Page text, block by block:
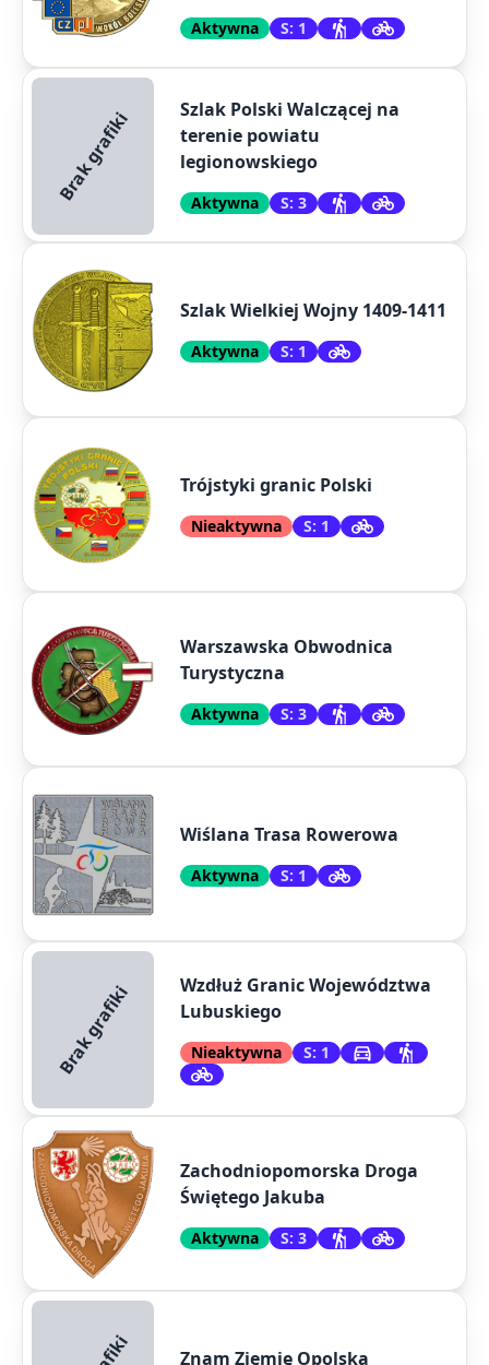
Aktywna S: 1
Brak grafiki
Szlak Polski Walczącej na
terenie powiatu
legionowskiego
Aktywna S: 3
Szlak Wielkiej Wojny 1409-1411
Aktywna S: 1
Trójstyki granic Polski
Nieaktywna S: 1
Warszawska Obwodnica
Turystyczna
Aktywna S: 3
Wiślana Trasa Rowerowa
Aktywna S: 1
Brak grafiki
Wzdłuż Granic Województwa
Lubuskiego
Nieaktywna S: 1
Zachodniopomorska Droga
Świętego Jakuba
Aktywna S: 3
Znam Ziemię Opolską